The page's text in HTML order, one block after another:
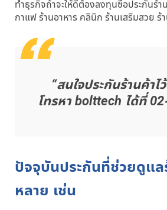
ทำธุรกิจถ้าจะให้ดีต้องลงทุนซื้อประกันร้า
กาแฟ ร้านอาหาร คลินิก ร้านเสริมสวย ร้
“สนใจประกันร้านค้า
โทรหา bolttech ได้ที่
ปัจจุบันประกันที่ช่วยดูแล
หลาย เช่น